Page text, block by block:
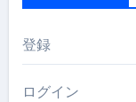
登録
ログイン